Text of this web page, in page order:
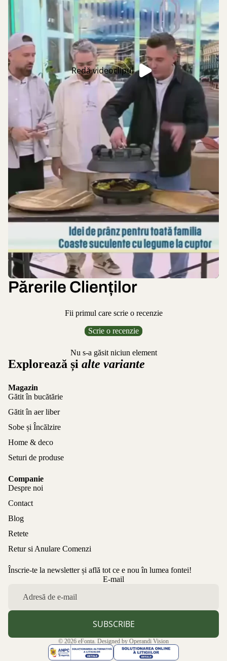
Redă videoclipul
Părerile Clienților
Fii primul care scrie o recenzie
Scrie o recenzie
Nu s-a găsit niciun element
Explorează și alte variante
Magazin
Gătit în bucătărie
Gătit în aer liber
Sobe și Încălzire
Home & deco
Seturi de produse
Companie
Despre noi
Contact
Blog
Retete
Retur si Anulare Comenzi
Înscrie-te la newsletter și află tot ce e nou în lumea fontei!
E-mail
SUBSCRIBE
© 2026 eFonta. Designed by Operandi Vision
Politica de confidențialitate
Aviz legal